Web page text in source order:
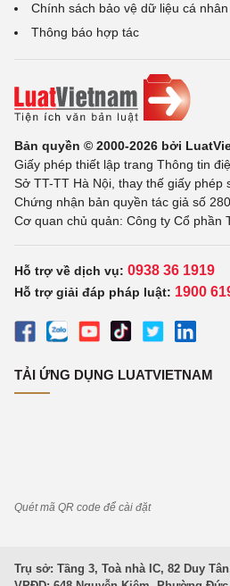
Chính sách bảo vệ dữ liệu cá nhân
Thông báo hợp tác
Bản quyền © 2000-2026 bởi
Giấy phép thiết lập trang Thông tin
Sở TT-TT Hà Nội, thay thế giấy phép
Chứng nhận bản quyền tác giả số
Cơ quan chủ quản: Công ty Cổ phần
Hỗ trợ về dịch vụ: 0938 36 1919
Hỗ trợ giải đáp pháp luật: 1900
TẢI ỨNG DỤNG LUATVIETNAM
Quét mã QR code để cài đặt
Trụ sở: Tầng 3, Toà nhà IC, 82 Duy